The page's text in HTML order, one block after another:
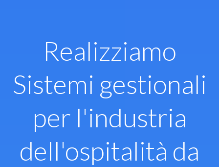
Realizziamo
Sistemi gestionali
per l'industria
dell'ospitalità da